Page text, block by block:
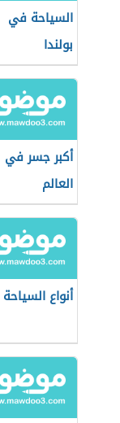
السياحة في
بولندا
أكبر جسر في
العالم
أنواع السياحة